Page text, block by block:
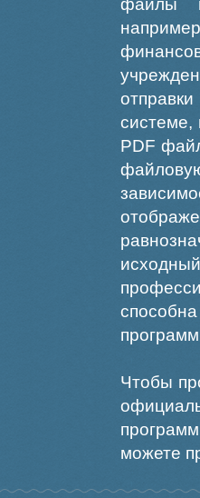
файлы
системе,
PDF
Чтобы
можете